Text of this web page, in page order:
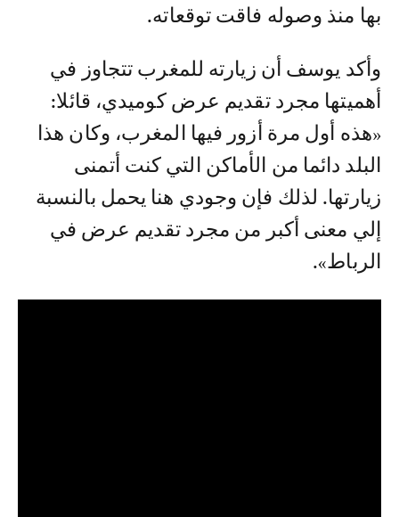
بها منذ وصوله فاقت توقعاته.
وأكد يوسف أن زيارته للمغرب تتجاوز في
أهميتها مجرد تقديم عرض كوميدي، قائلا:
«هذه أول مرة أزور فيها المغرب، وكان هذا
البلد دائما من الأماكن التي كنت أتمنى
زيارتها. لذلك فإن وجودي هنا يحمل بالنسبة
إلي معنى أكبر من مجرد تقديم عرض في
الرباط».